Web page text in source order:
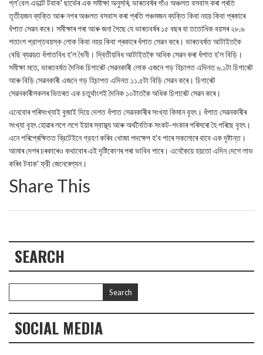
গ্ল'বেল এডাল্ট টবাক' ছাৰ্ভেৰ এক সমীক্ষা অনুসৰি, ভাৰতবৰ্ষৰ গাঁও অঞ্চলত বসবাস কৰা প্ৰতি
তৃতীয়জন ব্যক্তি আৰু নগৰ অঞ্চলত বসবাস কৰা প্ৰতি পঞ্চমজন ব্যক্তি কিবা নহয় কিবা প্ৰকাৰে
ধঁপাত সেৱন কৰে। সমীক্ষাৰ পৰা আৰু জনা গৈছে যে ভাৰতবৰ্ষৰ ১৫ বছৰ বা ততোধিক বয়সৰ ২৮.৬
শতাংশ প্রাপ্তবয়স্ক লোক কিবা নহয় কিবা প্ৰকাৰে ধঁপাত সেৱন কৰে। ভাৰতবৰ্ষত আটাইতকৈ
বেছি ব্যৱহৃত ধঁপাতবিধ হ'ল খৈনী। দ্বিতীয়বিধ আটাইতকৈ অধিক সেৱন কৰা ধঁপাত হ'ল বিড়ি।
সমীক্ষা মতে, ভাৰতবৰ্ষত দৈনিক চিগাৰেট সেৱনকাৰী লোক এজনে গড় হিচাপত এদিনত ৬.১টা চিগাৰেট
আৰু বিড়ি সেৱনকাৰী এজনে গড় হিচাপত এদিনত ১১.৫টা বিড়ি সেৱন কৰে। চিগাৰেট
সেৱনকাৰীসকলৰ ভিতৰত এক চতুর্থাংশই দৈনিক ১০টাতকৈ অধিক চিগাৰেট সেৱন কৰে।
এনেবোৰ পৰিসংখ্যাই বুজাই দিয়ে দেশত ধঁপাত সেৱনকাৰীৰ সংখ্যা কিমান বৃহৎ। ধঁপাত সেৱনকাৰীৰ
সংখ্যা বৃহৎ হোৱাৰ লগে লগে ইয়াৰ স্বাস্থ্য আৰু অর্থনৈতিক সংকট-শংকাৰ পৰিসৰো হৈ পৰিছে বৃহৎ।
এনে পৰিপ্ৰেক্ষিতত ব্রিটেইনে গ্রহণ কৰিব খোজা পদক্ষেপ হ'ব পাৰে সকলোৰে বাবে এক দৃষ্টান্ত।
আমাৰ দেশৰ চৰকাৰেও কথাবোৰ এই দৃষ্টিকোণৰ পৰা ভাবিব পাৰে। এনেকৈয়ে হয়তো এদিন দেশে লাভ
কৰিব টবাক' ফ্রী জেনেৰেশ্যন।
Share This
SEARCH
SOCIAL MEDIA